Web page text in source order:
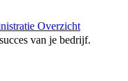
Overzicht
van je bedrijf.